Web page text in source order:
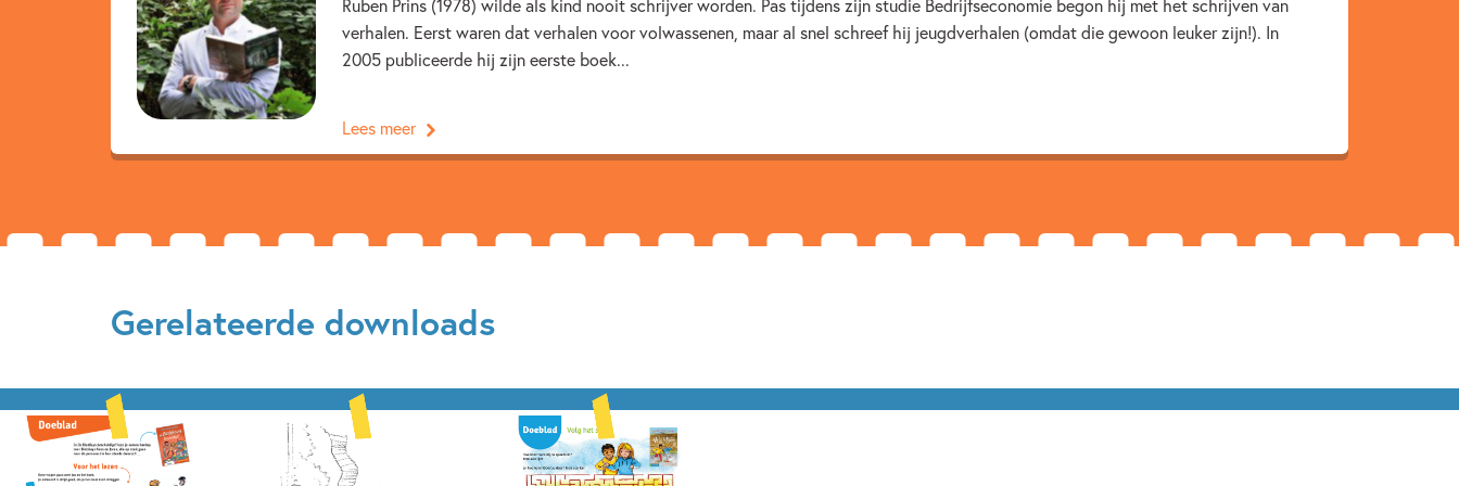
7 – 9 jaar Beginnende lezer & AVI boeken Dagelijks leven
Fantasie
Ruben Prins (1978) wilde als kind nooit schrijver worden. Pas tijdens zijn studie Bedrijfseconomie begon hij met het schrijven van
verhalen. Eerst waren dat verhalen voor volwassenen, maar al snel schreef hij jeugdverhalen (omdat die gewoon leuker zijn!). In
2005 publiceerde hij zijn eerste boek...
Lees meer
Gerelateerde downloads